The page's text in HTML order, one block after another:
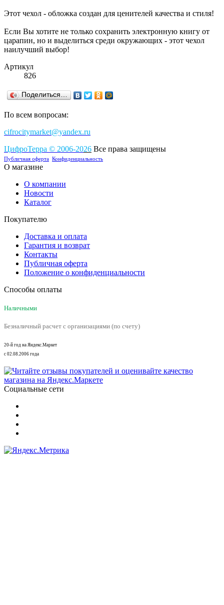
Этот чехол - обложка создан для ценителей качества и стиля!
Если Вы хотите не только сохранить электронную книгу от
царапин, но и выделиться среди окружающих - этот чехол
наилучший выбор!
Артикул
826
Поделиться…
По всем вопросам:
cifrocitymarket@yandex.ru
ЦифроТерра © 2006-2026 Все права защищены
Публичная оферта Конфиденциальность
О магазине
О компании
Новости
Каталог
Покупателю
Доставка и оплата
Гарантия и возврат
Контакты
Публичная оферта
Положение о конфиденциальности
Способы оплаты
Наличными
Безналичный расчет с организациями (по счету)
20-й год на Яндекс.Маркет
с 02.08.2006 года
Социальные сети